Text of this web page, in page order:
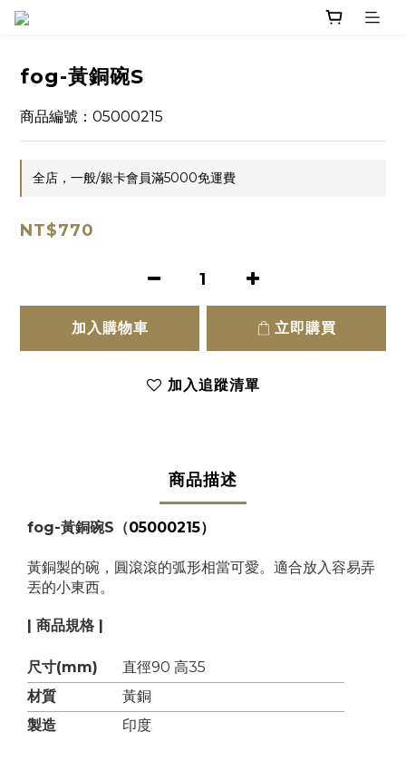
fog-黃銅碗S
商品編號：05000215
全店，一般/銀卡會員滿5000免運費
NT$770
加入購物車 立即購買
加入追蹤清單
商品描述
fog-黃銅碗S（05000215）
黃銅製的碗，圓滾滾的弧形相當可愛。適合放入容易弄
丟的小東西。
| 商品規格 |
尺寸(mm)
直徑90 高35
材質
黃銅
製造 印度